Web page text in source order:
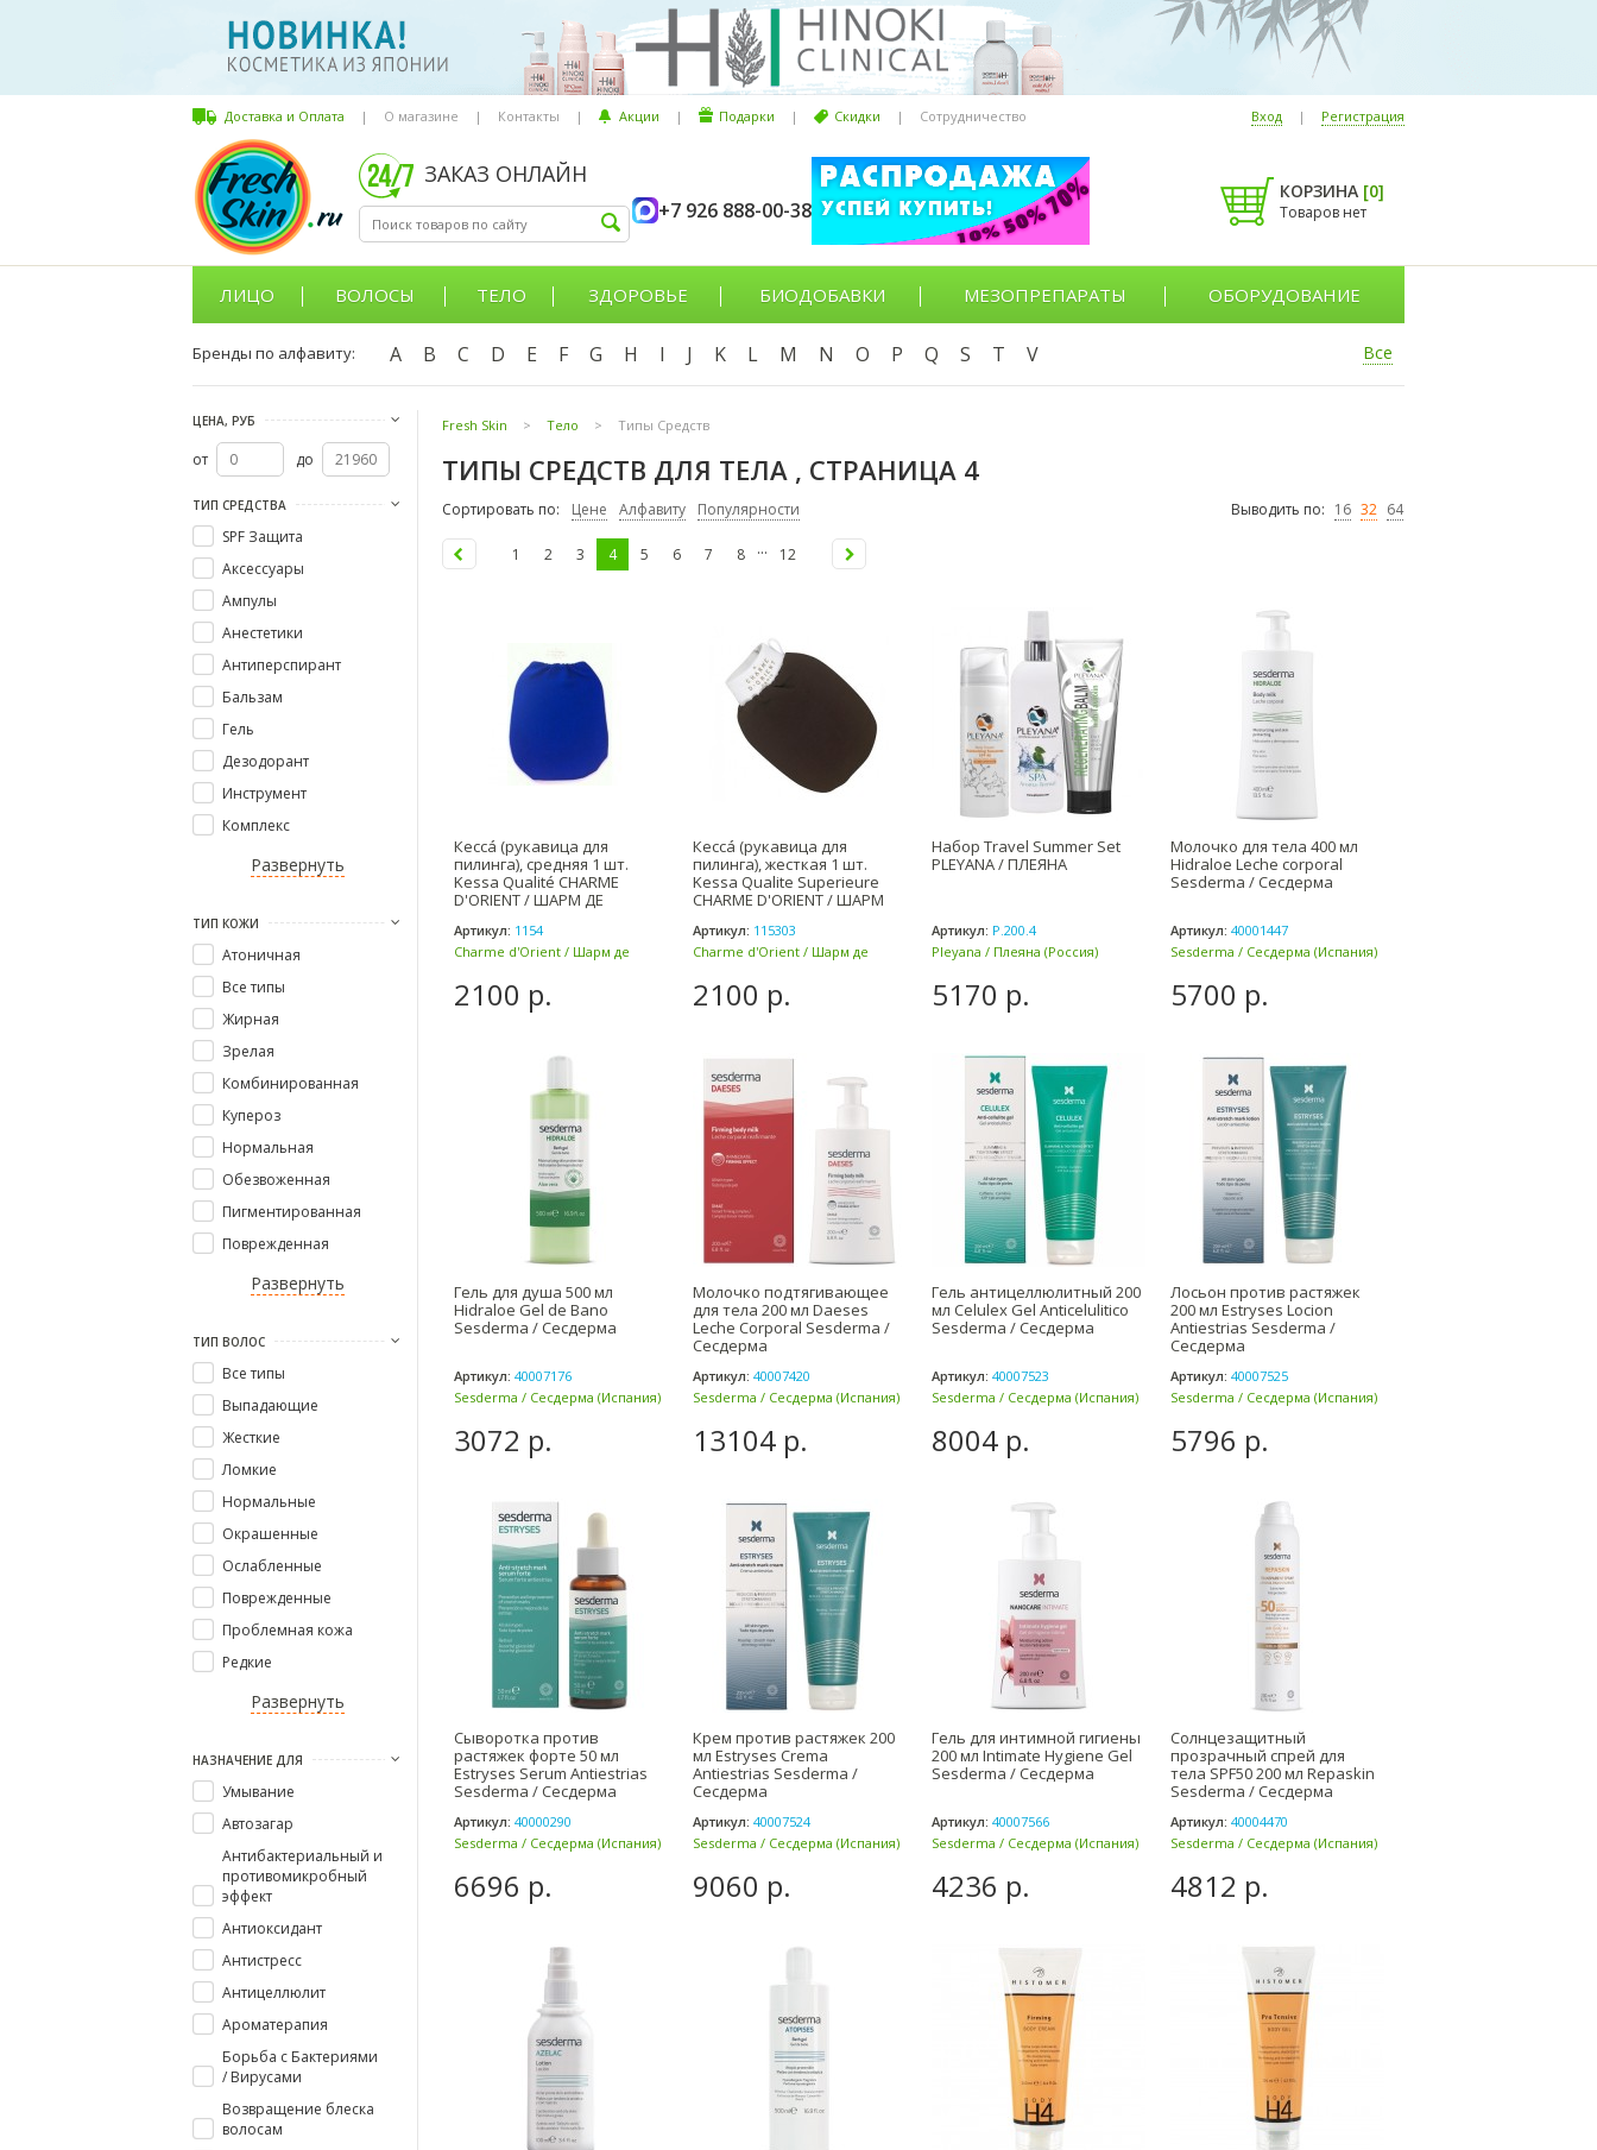
Доставка и Оплата | О магазине | Контакты | Акции | Подарки | Скидки | Сотрудничество Вход | Регистрация
ЗАКАЗ ОНЛАЙН
+7 926 888-00-38
КОРЗИНА [0]
Товаров нет
ЛИЦО ВОЛОСЫ ТЕЛО ЗДОРОВЬЕ БИОДОБАВКИ МЕЗОПРЕПАРАТЫ ОБОРУДОВАНИЕ
Бренды по алфавиту: A B C D E F G H I J K L M N O P Q S T V Все
ЦЕНА, РУБ
от до
ТИП СРЕДСТВА
SPF Защита
Аксессуары
Ампулы
Анестетики
Антиперспирант
Бальзам
Гель
Дезодорант
Инструмент
Комплекс
Развернуть
ТИП КОЖИ
Атоничная
Все типы
Жирная
Зрелая
Комбинированная
Купероз
Нормальная
Обезвоженная
Пигментированная
Поврежденная
Развернуть
ТИП ВОЛОС
Все типы
Выпадающие
Жесткие
Ломкие
Нормальные
Окрашенные
Ослабленные
Поврежденные
Проблемная кожа
Редкие
Развернуть
НАЗНАЧЕНИЕ ДЛЯ
Умывание
Автозагар
Антибактериальный и
противомикробный
эффект
Антиоксидант
Антистресс
Антицеллюлит
Ароматерапия
Борьба с Бактериями
/ Вирусами
Возвращение блеска
волосам
Fresh Skin > Тело > Типы Средств
ТИПЫ СРЕДСТВ ДЛЯ ТЕЛА , СТРАНИЦА 4
Сортировать по: Цене Алфавиту Популярности Выводить по: 16 32 64
1 2 3 4 5 6 7 8 ... 12
Кессá (рукавица для
пилинга), средняя 1 шт.
Kessa Qualité CHARME
D'ORIENT / ШАРМ ДЕ
Артикул: 1154
Charme d'Orient / Шарм де
2100 р.
Кессá (рукавица для
пилинга), жесткая 1 шт.
Kessa Qualite Superieure
CHARME D'ORIENT / ШАРМ
Артикул: 115303
Charme d'Orient / Шарм де
2100 р.
Набор Travel Summer Set
PLEYANA / ПЛЕЯНА
Артикул: P.200.4
Pleyana / Плеяна (Россия)
5170 р.
Молочко для тела 400 мл
Hidraloe Leche corporal
Sesderma / Сесдерма
Артикул: 40001447
Sesderma / Сесдерма (Испания)
5700 р.
Гель для душа 500 мл
Hidraloe Gel de Bano
Sesderma / Сесдерма
Артикул: 40007176
Sesderma / Сесдерма (Испания)
3072 р.
Молочко подтягивающее
для тела 200 мл Daeses
Leche Corporal Sesderma /
Сесдерма
Артикул: 40007420
Sesderma / Сесдерма (Испания)
13104 р.
Гель антицеллюлитный 200
мл Celulex Gel Anticelulitico
Sesderma / Сесдерма
Артикул: 40007523
Sesderma / Сесдерма (Испания)
8004 р.
Лосьон против растяжек
200 мл Estryses Locion
Antiestrias Sesderma /
Сесдерма
Артикул: 40007525
Sesderma / Сесдерма (Испания)
5796 р.
Сыворотка против
растяжек форте 50 мл
Estryses Serum Antiestrias
Sesderma / Сесдерма
Артикул: 40000290
Sesderma / Сесдерма (Испания)
6696 р.
Крем против растяжек 200
мл Estryses Crema
Antiestrias Sesderma /
Сесдерма
Артикул: 40007524
Sesderma / Сесдерма (Испания)
9060 р.
Гель для интимной гигиены
200 мл Intimate Hygiene Gel
Sesderma / Сесдерма
Артикул: 40007566
Sesderma / Сесдерма (Испания)
4236 р.
Cолнцезащитный
прозрачный спрей для
тела SPF50 200 мл Repaskin
Sesderma / Сесдерма
Артикул: 40004470
Sesderma / Сесдерма (Испания)
4812 р.